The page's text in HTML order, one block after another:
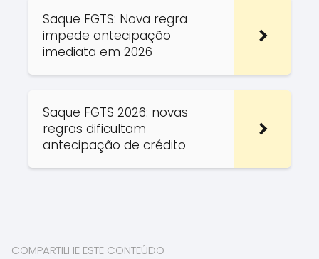
Saque FGTS: Nova regra
impede antecipação
imediata em 2026
Saque FGTS 2026: novas
regras dificultam
antecipação de crédito
COMPARTILHE ESTE CONTEÚDO